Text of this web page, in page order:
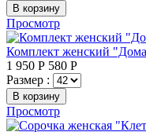
В корзину
Просмотр
Комплект женский
1 950 Р 580 Р
Размер :
В корзину
Просмотр